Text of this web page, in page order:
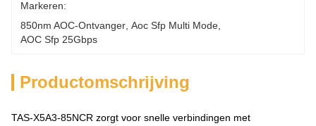
Markeren:
850nm AOC-Ontvanger Aoc Sfp Multi Mode
AOC Sfp 25Gbps
Productomschrijving
TAS-X5A3-85NCR zorgt voor snelle verbindingen met